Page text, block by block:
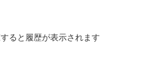
ると履歴が表示されます